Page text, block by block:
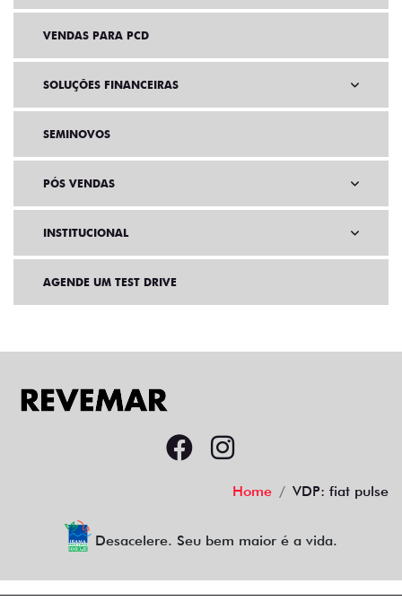
VENDAS PARA PCD
SOLUÇÕES FINANCEIRAS
SEMINOVOS
PÓS VENDAS
INSTITUCIONAL
AGENDE UM TEST DRIVE
Home VDP: fiat pulse
Desacelere. Seu bem maior é a vida.